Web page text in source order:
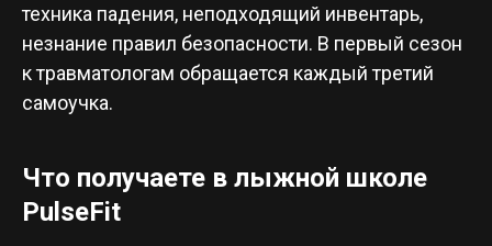
техника падения, неподходящий инвентарь,
незнание правил безопасности. В первый сезон
к травматологам обращается каждый третий
самоучка.
Что получаете в лыжной школе
PulseFit